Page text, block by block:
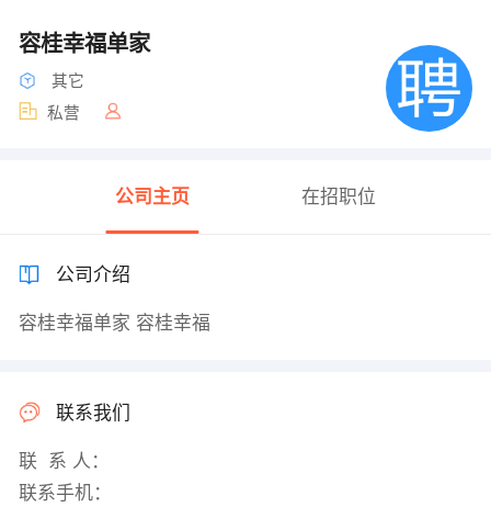
容桂幸福单家
其它
私营
公司主页 在招职位
公司介绍
容桂幸福单家 容桂幸福
联系我们
联 系 人：
联系手机：